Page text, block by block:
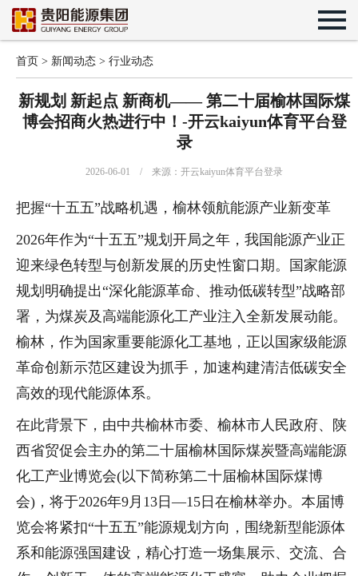
首页 > 新闻动态 >行业动态
新规划 新起点 新商机—— 第二十届榆林国际煤
博会招商火热进行中！-开云kaiyun体育平台登
录
2026-06-01 / 来源：开云kaiyun体育平台登录
把握“十五五”战略机遇，榆林领航能源产业新变革
2026年作为“十五五”规划开局之年，我国能源产业正
迎来绿色转型与创新发展的历史性窗口期。国家能源
规划明确提出“深化能源革命、推动低碳转型”战略部
署，为煤炭及高端能源化工产业注入全新发展动能。
榆林，作为国家重要能源化工基地，正以国家级能源
革命创新示范区建设为抓手，加速构建清洁低碳安全
高效的现代能源体系。
在此背景下，由中共榆林市委、榆林市人民政府、陕
西省贸促会主办的第二十届榆林国际煤炭暨高端能源
化工产业博览会(以下简称第二十届榆林国际煤博
会)，将于2026年9月13日—15日在榆林举办。本届博
览会将紧扣“十五五”能源规划方向，围绕新型能源体
系和能源强国建设，精心打造一场集展示、交流、合